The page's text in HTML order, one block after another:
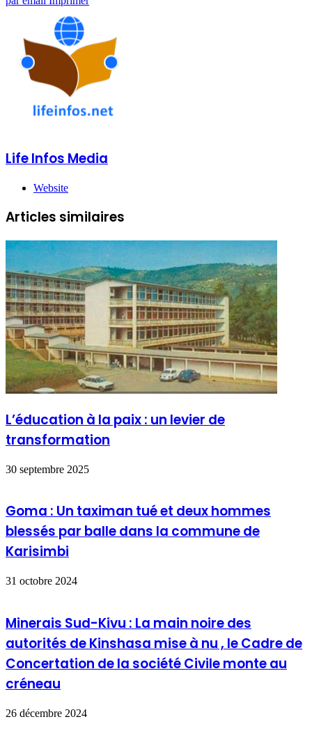
Life Infos Media
Website
Articles similaires
L’éducation à la paix : un levier de
transformation
30 septembre 2025
Goma : Un taximan tué et deux hommes
blessés par balle dans la commune de
Karisimbi
31 octobre 2024
Minerais Sud-Kivu : La main noire des
autorités de Kinshasa mise à nu , le Cadre de
Concertation de la société Civile monte au
créneau
26 décembre 2024